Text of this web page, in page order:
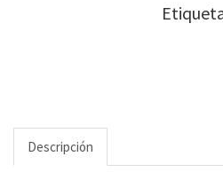
Descripción